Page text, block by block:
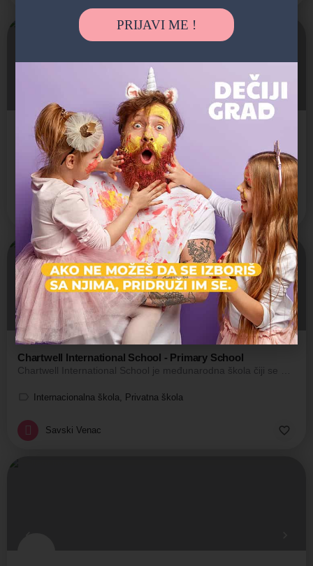
Francuska škola - Srednja škola
Francuska škola u Beogradu je internacionalna škola koju pohađaju deca brojnih nacionalnosti. Škola sprovodi…
Internacionalna škola, Privatna škola
Savski Venac
Chartwell International School - Primary School
Internacionalna škola, Privatna škola
Savski Venac
PRIJAVI ME !